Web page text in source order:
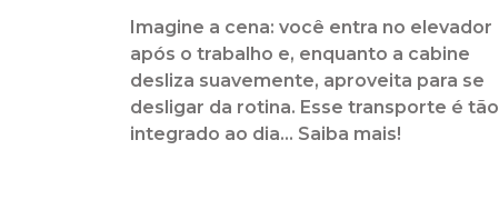
Imagine a cena: você entra no elevador
após o trabalho e, enquanto a cabine
desliza suavemente, aproveita para se
desligar da rotina. Esse transporte é tão
integrado ao dia... Saiba mais!